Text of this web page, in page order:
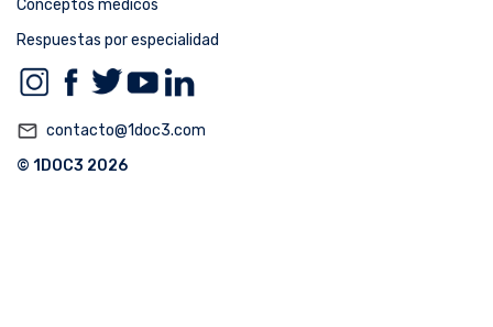
Conceptos médicos
Respuestas por especialidad
mail_outline contacto@1doc3.com
© 1DOC3 2026